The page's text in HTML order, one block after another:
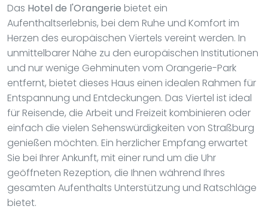
Das Hotel de l'Orangerie bietet ein
Aufenthaltserlebnis, bei dem Ruhe und Komfort im
Herzen des europäischen Viertels vereint werden. In
unmittelbarer Nähe zu den europäischen Institutionen
und nur wenige Gehminuten vom Orangerie-Park
entfernt, bietet dieses Haus einen idealen Rahmen für
Entspannung und Entdeckungen. Das Viertel ist ideal
für Reisende, die Arbeit und Freizeit kombinieren oder
einfach die vielen Sehenswürdigkeiten von Straßburg
genießen möchten. Ein herzlicher Empfang erwartet
Sie bei Ihrer Ankunft, mit einer rund um die Uhr
geöffneten Rezeption, die Ihnen während Ihres
gesamten Aufenthalts Unterstützung und Ratschläge
bietet.